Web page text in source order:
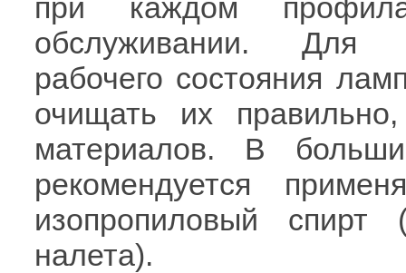
при каждом
обслуживании. Для
рабочего состояния
очищать их
материалов. В
рекомендуется
изопропиловый
налета).